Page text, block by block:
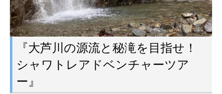
『大芦川の源流と秘滝を目指せ！
シャワトレアドベンチャーツア
ー』